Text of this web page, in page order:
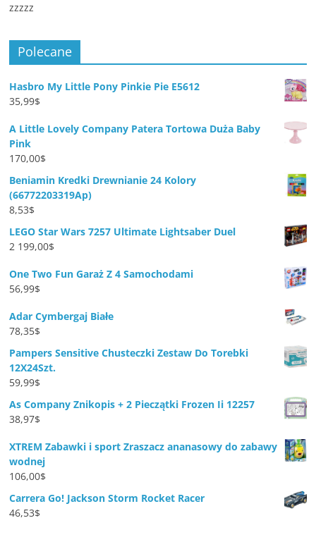
zzzzz
Polecane
Hasbro My Little Pony Pinkie Pie E5612
35,99$
A Little Lovely Company Patera Tortowa Duża Baby
Pink
170,00$
Beniamin Kredki Drewnianie 24 Kolory
(66772203319Ap)
8,53$
LEGO Star Wars 7257 Ultimate Lightsaber Duel
2 199,00$
One Two Fun Garaż Z 4 Samochodami
56,99$
Adar Cymbergaj Białe
78,35$
Pampers Sensitive Chusteczki Zestaw Do Torebki
12X24Szt.
59,99$
As Company Znikopis + 2 Pieczątki Frozen Ii 12257
38,97$
XTREM Zabawki i sport Zraszacz ananasowy do zabawy
wodnej
106,00$
Carrera Go! Jackson Storm Rocket Racer
46,53$